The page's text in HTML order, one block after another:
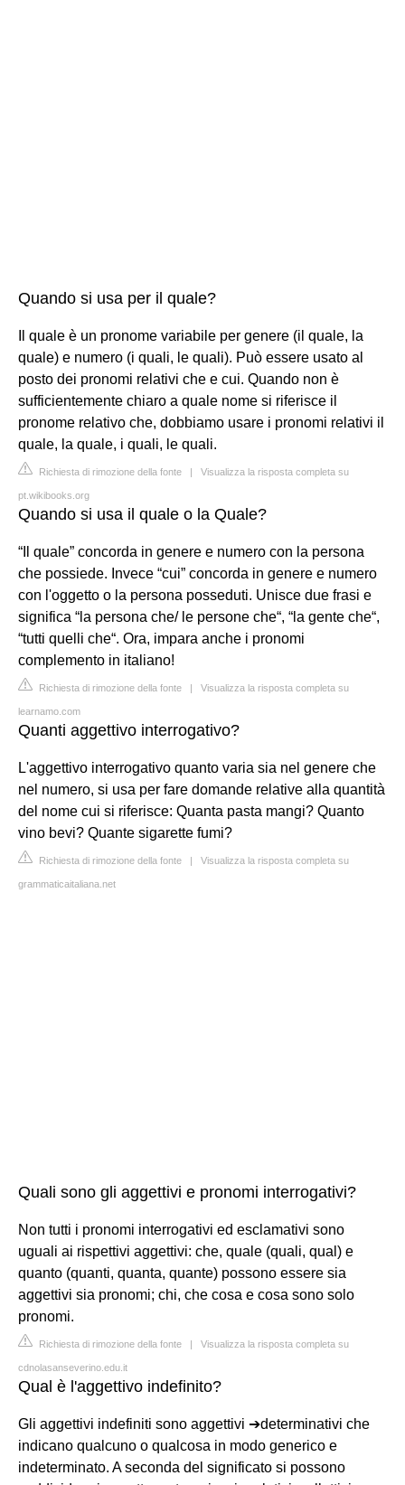
Quando si usa per il quale?
Il quale è un pronome variabile per genere (il quale, la
quale) e numero (i quali, le quali). Può essere usato al
posto dei pronomi relativi che e cui. Quando non è
sufficientemente chiaro a quale nome si riferisce il
pronome relativo che, dobbiamo usare i pronomi relativi il
quale, la quale, i quali, le quali.
Richiesta di rimozione della fonte | Visualizza la risposta completa su
pt.wikibooks.org
Quando si usa il quale o la Quale?
“Il quale” concorda in genere e numero con la persona
che possiede. Invece “cui” concorda in genere e numero
con l'oggetto o la persona posseduti. Unisce due frasi e
significa “la persona che/ le persone che“, “la gente che“,
“tutti quelli che“. Ora, impara anche i pronomi
complemento in italiano!
Richiesta di rimozione della fonte | Visualizza la risposta completa su
learnamo.com
Quanti aggettivo interrogativo?
L'aggettivo interrogativo quanto varia sia nel genere che
nel numero, si usa per fare domande relative alla quantità
del nome cui si riferisce: Quanta pasta mangi? Quanto
vino bevi? Quante sigarette fumi?
Richiesta di rimozione della fonte | Visualizza la risposta completa su
grammaticaitaliana.net
Quali sono gli aggettivi e pronomi interrogativi?
Non tutti i pronomi interrogativi ed esclamativi sono
uguali ai rispettivi aggettivi: che, quale (quali, qual) e
quanto (quanti, quanta, quante) possono essere sia
aggettivi sia pronomi; chi, che cosa e cosa sono solo
pronomi.
Richiesta di rimozione della fonte | Visualizza la risposta completa su
cdnolasanseverino.edu.it
Qual è l'aggettivo indefinito?
Gli aggettivi indefiniti sono aggettivi ➔determinativi che
indicano qualcuno o qualcosa in modo generico e
indeterminato. A seconda del significato si possono